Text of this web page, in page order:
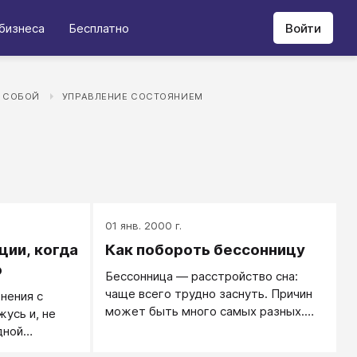
Бесплатно Войти
СОБОЙ УПРАВЛЕНИЕ СОСТОЯНИЕМ
когда
с
и, не
01 янв. 2000 г.
Как побороть бессонницу
Бессонница — расстройство сна:
чаще всего трудно заснуть. Причин
может быть много самых разных.